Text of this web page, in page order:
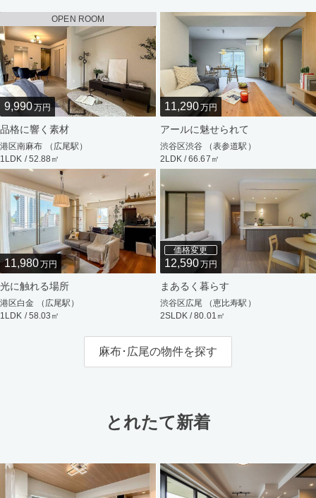
OPEN ROOM
9,990万円
品格に響く素材
港区南麻布 （広尾駅）
1LDK / 52.88㎡
11,290万円
アールに魅せられて
渋谷区渋谷 （表参道駅）
2LDK / 66.67㎡
11,980万円
光に触れる場所
港区白金 （広尾駅）
1LDK / 58.03㎡
価格変更
12,590万円
まあるく暮らす
渋谷区広尾 （恵比寿駅）
2SLDK / 80.01㎡
麻布･広尾の物件を探す
とれたて新着